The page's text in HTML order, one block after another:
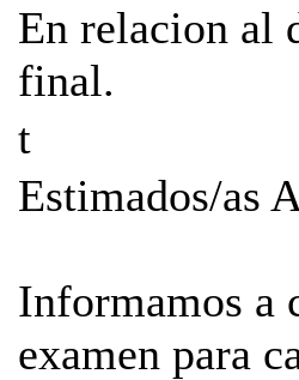
En relacion al
final.
t
Estimados/as
Informamos a
examen para